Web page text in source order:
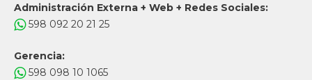
Administración Externa + Web + Redes Sociales:
598 092 20 21 25
Gerencia:
598 098 10 1065